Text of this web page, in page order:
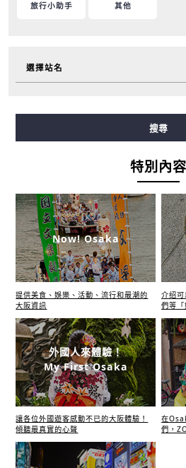
旅行小助手 其他
選擇站名
搜尋
特別內容
Now! Osaka
提供美食、娛樂、活動、流行和最潮的
大阪資訊
介绍
們等「
外國人來體驗！
My First Osaka
讓各位外國遊客感動不已的大阪體驗！
傾聽最真實的心聲
在
們，